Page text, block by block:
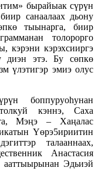
бырайыак сүрүн
санаалаах дьону
тыынарга, биир
толорорго
кэрэни кэрэхсииргэ
диэн этэ. Бу сөпкө
үлэтигэр эмиэ олус
боппуруоһунан
кэннэ, Саха
Мэңэ – Хаңалас
Үөрэ5ириитин
талааннаах,
Анастасия
ааттыырынан Эдьиэй